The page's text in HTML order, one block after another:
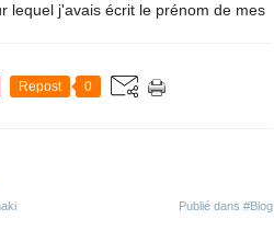
lequel j'avais écrit le prénom de mes
Repost 0
Publié dans #Blog